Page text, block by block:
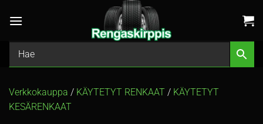
Verkkokauppa / KÄYTETYT RENKAAT / KÄYTETYT
KESÄRENKAAT